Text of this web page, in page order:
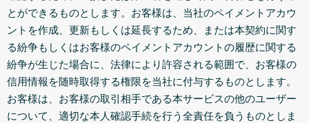
とができるものとします。お客様は、当社のペイメントアカウ
ントを作成、更新もしくは延長するため、または本契約に関す
る紛争もしくはお客様のペイメントアカウントの履歴に関する
紛争が生じた場合に、法律により許容される範囲で、お客様の
信用情報を随時取得する権限を当社に付与するものとします。
お客様は、お客様の取引相手である本サービスの他のユーザー
について、適切な本人確認手続を行う全責任を負うものとしま